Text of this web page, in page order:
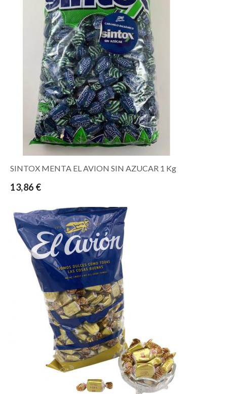
SINTOX MENTA EL AVION SIN AZUCAR 1 Kg
13,86 €